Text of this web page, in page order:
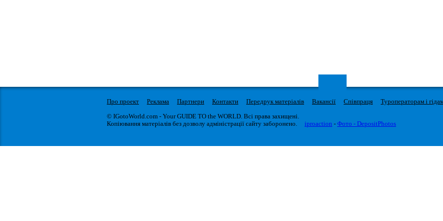
Про проект Реклама Партнери Контакти Передрук матеріалів Вакансії Співпраця Туроператорам і
© IGotoWorld.com - Your GUIDE TO the WORLD. Всі права захищені.
Копіювання матеріалів без дозволу адміністрації сайту заборонено.
iproaction - Фото - DepositPhotos